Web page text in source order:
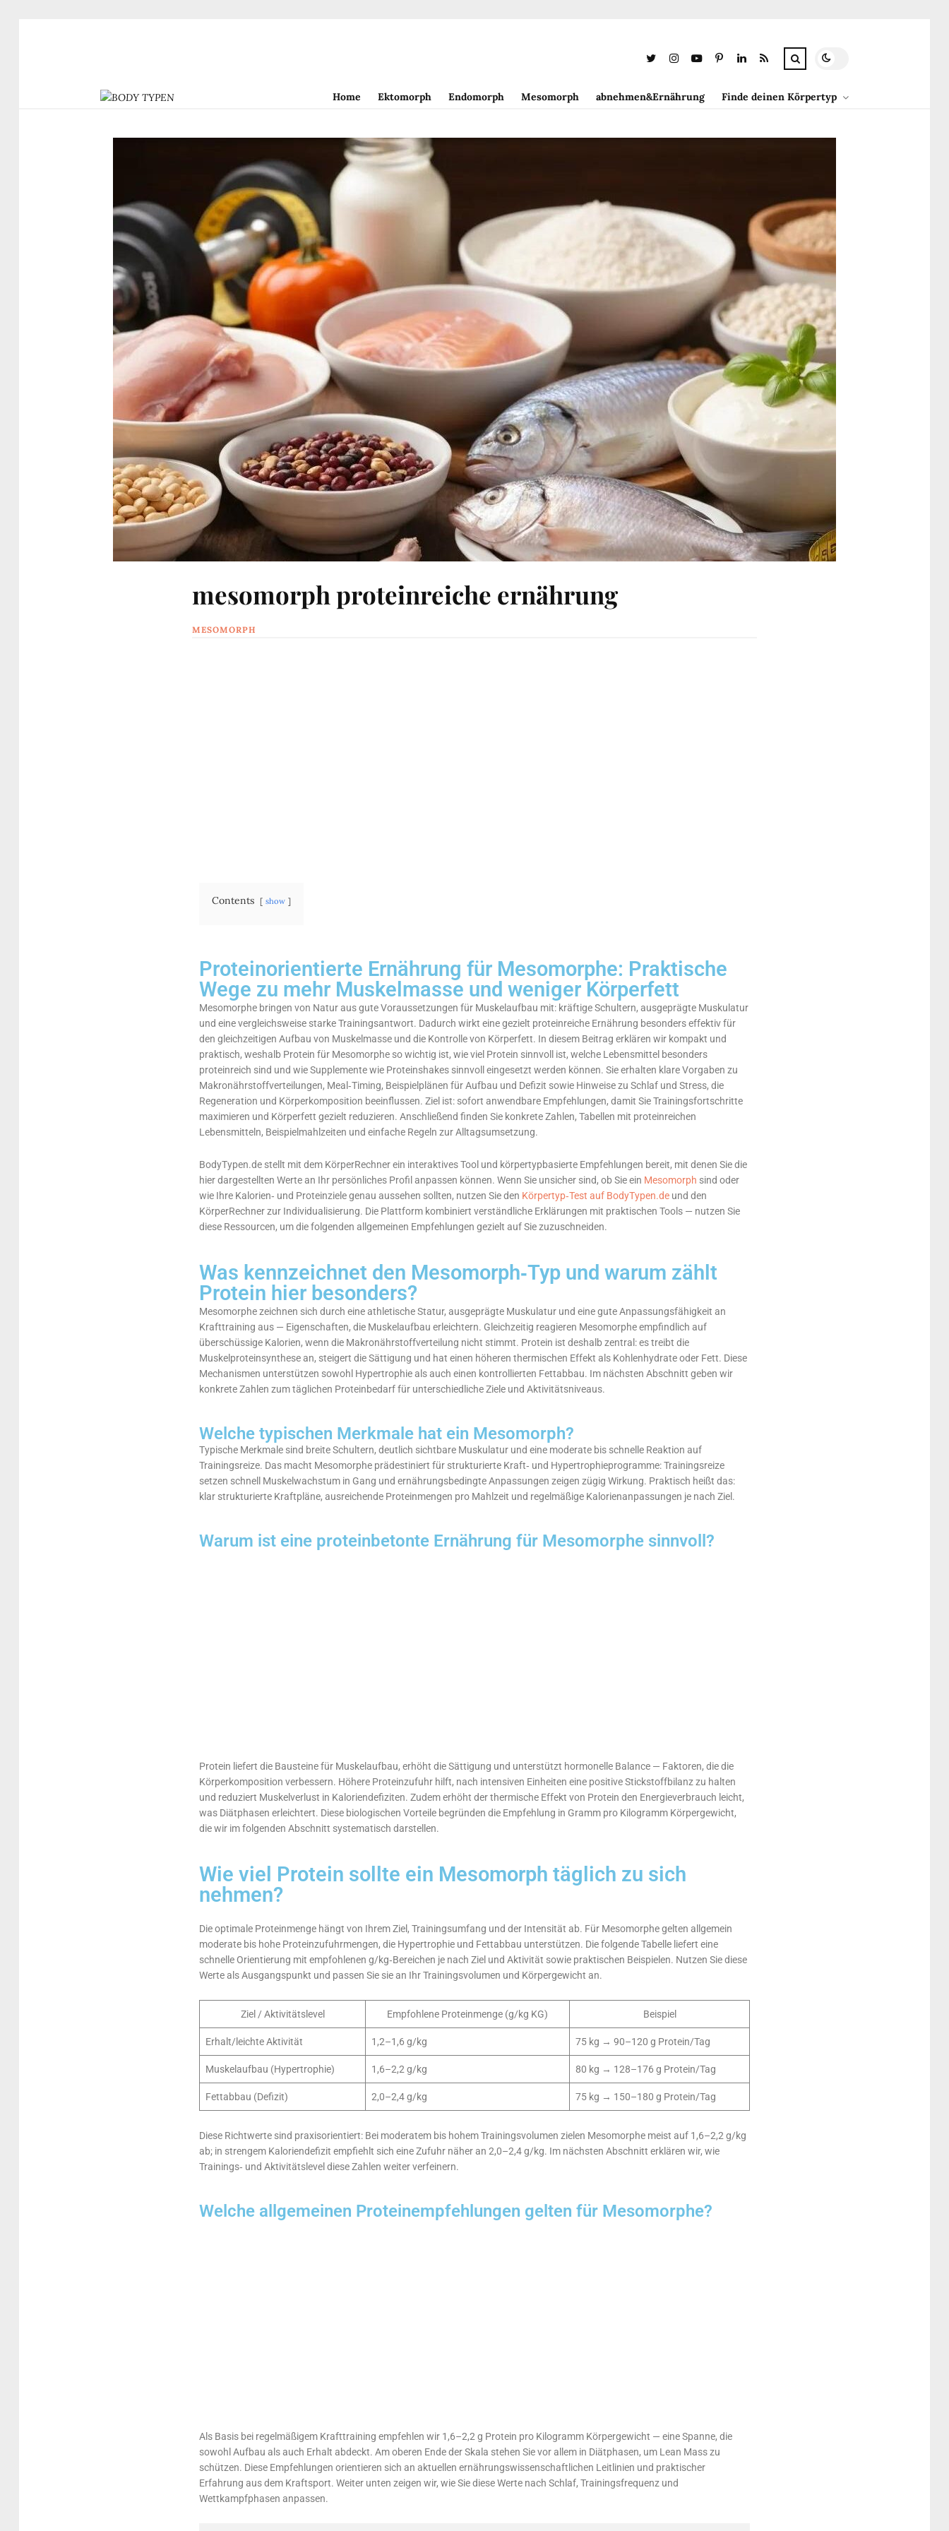
Home Ektomorph Endomorph Mesomorph abnehmen&Ernährung Finde deinen Körpertyp
mesomorph proteinreiche ernährung
MESOMORPH
Contents show
Proteinorientierte Ernährung für Mesomorphe: Praktische
Wege zu mehr Muskelmasse und weniger Körperfett
Mesomorphe bringen von Natur aus gute Voraussetzungen für Muskelaufbau mit: kräftige Schultern, ausgeprägte Muskulatur
und eine vergleichsweise starke Trainingsantwort. Dadurch wirkt eine gezielt proteinreiche Ernährung besonders effektiv für
den gleichzeitigen Aufbau von Muskelmasse und die Kontrolle von Körperfett. In diesem Beitrag erklären wir kompakt und
praktisch, weshalb Protein für Mesomorphe so wichtig ist, wie viel Protein sinnvoll ist, welche Lebensmittel besonders
proteinreich sind und wie Supplemente wie Proteinshakes sinnvoll eingesetzt werden können. Sie erhalten klare Vorgaben zu
Makronährstoffverteilungen, Meal‑Timing, Beispielplänen für Aufbau und Defizit sowie Hinweise zu Schlaf und Stress, die
Regeneration und Körperkomposition beeinflussen. Ziel ist: sofort anwendbare Empfehlungen, damit Sie Trainingsfortschritte
maximieren und Körperfett gezielt reduzieren. Anschließend finden Sie konkrete Zahlen, Tabellen mit proteinreichen
Lebensmitteln, Beispielmahlzeiten und einfache Regeln zur Alltagsumsetzung.
BodyTypen.de stellt mit dem KörperRechner ein interaktives Tool und körpertypbasierte Empfehlungen bereit, mit denen Sie die
hier dargestellten Werte an Ihr persönliches Profil anpassen können. Wenn Sie unsicher sind, ob Sie ein Mesomorph sind oder
wie Ihre Kalorien‑ und Proteinziele genau aussehen sollten, nutzen Sie den Körpertyp‑Test auf BodyTypen.de und den
KörperRechner zur Individualisierung. Die Plattform kombiniert verständliche Erklärungen mit praktischen Tools — nutzen Sie
diese Ressourcen, um die folgenden allgemeinen Empfehlungen gezielt auf Sie zuzuschneiden.
Was kennzeichnet den Mesomorph‑Typ und warum zählt
Protein hier besonders?
Mesomorphe zeichnen sich durch eine athletische Statur, ausgeprägte Muskulatur und eine gute Anpassungsfähigkeit an
Krafttraining aus — Eigenschaften, die Muskelaufbau erleichtern. Gleichzeitig reagieren Mesomorphe empfindlich auf
überschüssige Kalorien, wenn die Makronährstoffverteilung nicht stimmt. Protein ist deshalb zentral: es treibt die
Muskelproteinsynthese an, steigert die Sättigung und hat einen höheren thermischen Effekt als Kohlenhydrate oder Fett. Diese
Mechanismen unterstützen sowohl Hypertrophie als auch einen kontrollierten Fettabbau. Im nächsten Abschnitt geben wir
konkrete Zahlen zum täglichen Proteinbedarf für unterschiedliche Ziele und Aktivitätsniveaus.
Welche typischen Merkmale hat ein Mesomorph?
Typische Merkmale sind breite Schultern, deutlich sichtbare Muskulatur und eine moderate bis schnelle Reaktion auf
Trainingsreize. Das macht Mesomorphe prädestiniert für strukturierte Kraft‑ und Hypertrophieprogramme: Trainingsreize
setzen schnell Muskelwachstum in Gang und ernährungsbedingte Anpassungen zeigen zügig Wirkung. Praktisch heißt das:
klar strukturierte Kraftpläne, ausreichende Proteinmengen pro Mahlzeit und regelmäßige Kalorienanpassungen je nach Ziel.
Warum ist eine proteinbetonte Ernährung für Mesomorphe sinnvoll?
Protein liefert die Bausteine für Muskelaufbau, erhöht die Sättigung und unterstützt hormonelle Balance — Faktoren, die die
Körperkomposition verbessern. Höhere Proteinzufuhr hilft, nach intensiven Einheiten eine positive Stickstoffbilanz zu halten
und reduziert Muskelverlust in Kaloriendefiziten. Zudem erhöht der thermische Effekt von Protein den Energieverbrauch leicht,
was Diätphasen erleichtert. Diese biologischen Vorteile begründen die Empfehlung in Gramm pro Kilogramm Körpergewicht,
die wir im folgenden Abschnitt systematisch darstellen.
Wie viel Protein sollte ein Mesomorph täglich zu sich
nehmen?
Die optimale Proteinmenge hängt von Ihrem Ziel, Trainingsumfang und der Intensität ab. Für Mesomorphe gelten allgemein
moderate bis hohe Proteinzufuhrmengen, die Hypertrophie und Fettabbau unterstützen. Die folgende Tabelle liefert eine
schnelle Orientierung mit empfohlenen g/kg‑Bereichen je nach Ziel und Aktivität sowie praktischen Beispielen. Nutzen Sie diese
Werte als Ausgangspunkt und passen Sie sie an Ihr Trainingsvolumen und Körpergewicht an.
Ziel / Aktivitätslevel Empfohlene Proteinmenge (g/kg KG) Beispiel
Erhalt/leichte Aktivität 1,2–1,6 g/kg 75 kg → 90–120 g Protein/Tag
Muskelaufbau (Hypertrophie) 1,6–2,2 g/kg 80 kg → 128–176 g Protein/Tag
Fettabbau (Defizit) 2,0–2,4 g/kg 75 kg → 150–180 g Protein/Tag
Diese Richtwerte sind praxisorientiert: Bei moderatem bis hohem Trainingsvolumen zielen Mesomorphe meist auf 1,6–2,2 g/kg
ab; in strengem Kaloriendefizit empfiehlt sich eine Zufuhr näher an 2,0–2,4 g/kg. Im nächsten Abschnitt erklären wir, wie
Trainings‑ und Aktivitätslevel diese Zahlen weiter verfeinern.
Welche allgemeinen Proteinempfehlungen gelten für Mesomorphe?
Als Basis bei regelmäßigem Krafttraining empfehlen wir 1,6–2,2 g Protein pro Kilogramm Körpergewicht — eine Spanne, die
sowohl Aufbau als auch Erhalt abdeckt. Am oberen Ende der Skala stehen Sie vor allem in Diätphasen, um Lean Mass zu
schützen. Diese Empfehlungen orientieren sich an aktuellen ernährungswissenschaftlichen Leitlinien und praktischer
Erfahrung aus dem Kraftsport. Weiter unten zeigen wir, wie Sie diese Werte nach Schlaf, Trainingsfrequenz und
Wettkampfphasen anpassen.